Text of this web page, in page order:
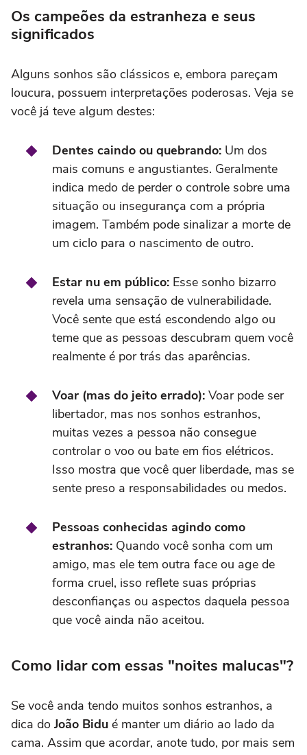
Os campeões da estranheza e seus
significados
Alguns sonhos são clássicos e, embora pareçam
loucura, possuem interpretações poderosas. Veja se
você já teve algum destes:
Dentes caindo ou quebrando: Um dos
mais comuns e angustiantes. Geralmente
indica medo de perder o controle sobre uma
situação ou insegurança com a própria
imagem. Também pode sinalizar a morte de
um ciclo para o nascimento de outro.
Estar nu em público: Esse sonho bizarro
revela uma sensação de vulnerabilidade.
Você sente que está escondendo algo ou
teme que as pessoas descubram quem você
realmente é por trás das aparências.
Voar (mas do jeito errado): Voar pode ser
libertador, mas nos sonhos estranhos,
muitas vezes a pessoa não consegue
controlar o voo ou bate em fios elétricos.
Isso mostra que você quer liberdade, mas se
sente preso a responsabilidades ou medos.
Pessoas conhecidas agindo como
estranhos: Quando você sonha com um
amigo, mas ele tem outra face ou age de
forma cruel, isso reflete suas próprias
desconfianças ou aspectos daquela pessoa
que você ainda não aceitou.
Como lidar com essas "noites malucas"?
Se você anda tendo muitos sonhos estranhos, a
dica do João Bidu é manter um diário ao lado da
cama. Assim que acordar, anote tudo, por mais sem